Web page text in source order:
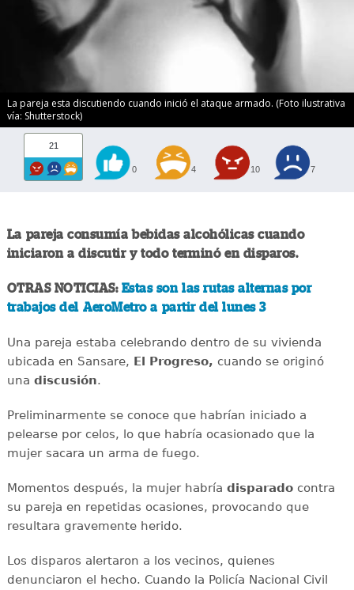
La pareja esta discutiendo cuando inició el ataque armado. (Foto ilustrativa
vía: Shutterstock)
21
0 4 10 7
La pareja consumía bebidas alcohólicas cuando
iniciaron a discutir y todo terminó en disparos.
OTRAS NOTICIAS:Estas son las rutas alternas por
trabajos del AeroMetro a partir del lunes 3
Una pareja estaba celebrando dentro de su vivienda
ubicada en Sansare, El Progreso, cuando se originó
una discusión.
Preliminarmente se conoce que habrían iniciado a
pelearse por celos, lo que habría ocasionado que la
mujer sacara un arma de fuego.
Momentos después, la mujer habría disparadocontra
su pareja en repetidas ocasiones, provocando que
resultara gravemente herido.
Los disparos alertaron a los vecinos, quienes
denunciaron el hecho. Cuando la Policía Nacional Civil